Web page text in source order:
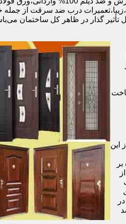
مناسب.ایمن،قدرتمند،زیبا،تعمیرات
گذار در ظاهر کل ساختمان
این